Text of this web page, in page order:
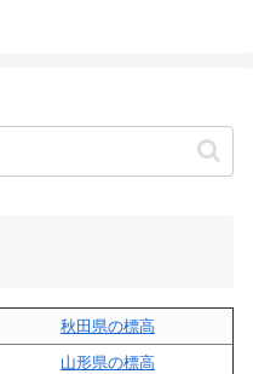
秋田県の標高
山形県の標高